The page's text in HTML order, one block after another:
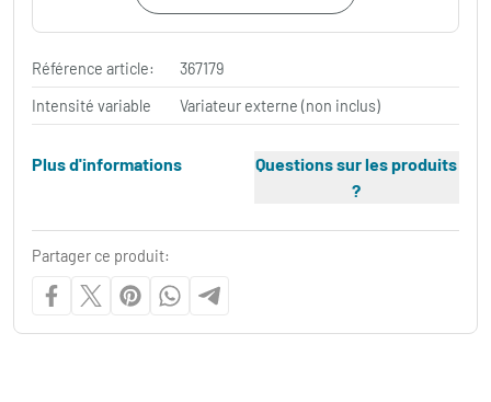
Référence article:
367179
Intensité variable
Variateur externe (non inclus)
Plus d'informations
Questions sur les produits
?
Partager ce produit: